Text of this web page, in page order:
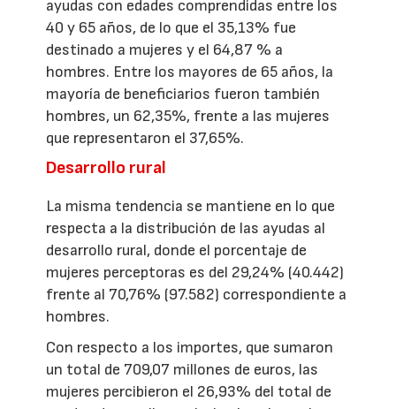
ayudas con edades comprendidas entre los
40 y 65 años, de lo que el 35,13% fue
destinado a mujeres y el 64,87 % a
hombres. Entre los mayores de 65 años, la
mayoría de beneficiarios fueron también
hombres, un 62,35%, frente a las mujeres
que representaron el 37,65%.
Desarrollo rural
La misma tendencia se mantiene en lo que
respecta a la distribución de las ayudas al
desarrollo rural, donde el porcentaje de
mujeres perceptoras es del 29,24% (40.442)
frente al 70,76% (97.582) correspondiente a
hombres.
Con respecto a los importes, que sumaron
un total de 709,07 millones de euros, las
mujeres percibieron el 26,93% del total de